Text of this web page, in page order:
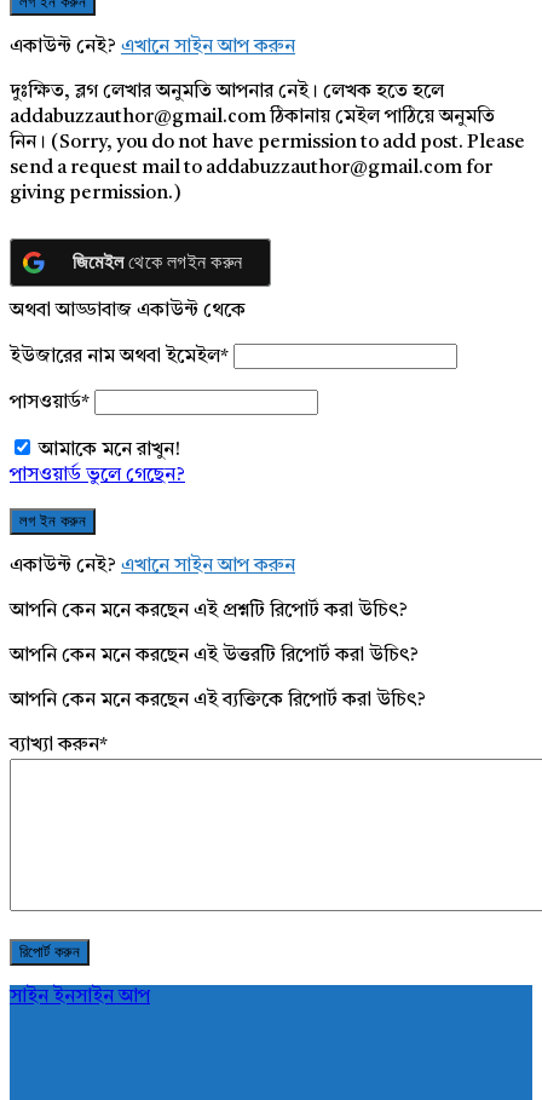
একাউন্ট নেই? এখানে সাইন আপ করুন
দুঃক্ষিত, ব্লগ লেখার অনুমতি আপনার নেই। লেখক হতে হলে
addabuzzauthor@gmail.com ঠিকানায় মেইল পাঠিয়ে অনুমতি
নিন। (Sorry, you do not have permission to add post. Please
send a request mail to addabuzzauthor@gmail.com for
giving permission.)
জিমেইলথেকে লগইন করুন
অথবা আড্ডাবাজ একাউন্ট থেকে
ইউজারের নাম অথবা ইমেইল*
পাসওয়ার্ড*
আমাকে মনে রাখুন!
পাসওয়ার্ড ভুলে গেছেন?
একাউন্ট নেই? এখানে সাইন আপ করুন
আপনি কেন মনে করছেন এই প্রশ্নটি রিপোর্ট করা উচিৎ?
আপনি কেন মনে করছেন এই উত্তরটি রিপোর্ট করা উচিৎ?
আপনি কেন মনে করছেন এই ব্যক্তিকে রিপোর্ট করা উচিৎ?
ব্যাখ্যা করুন*
সাইন ইনসাইন আপ